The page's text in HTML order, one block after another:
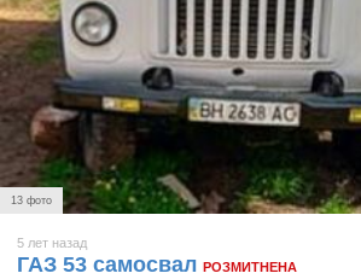
13 фото
5 лет назад
ГАЗ 53 самосвал РОЗМИТНЕНА